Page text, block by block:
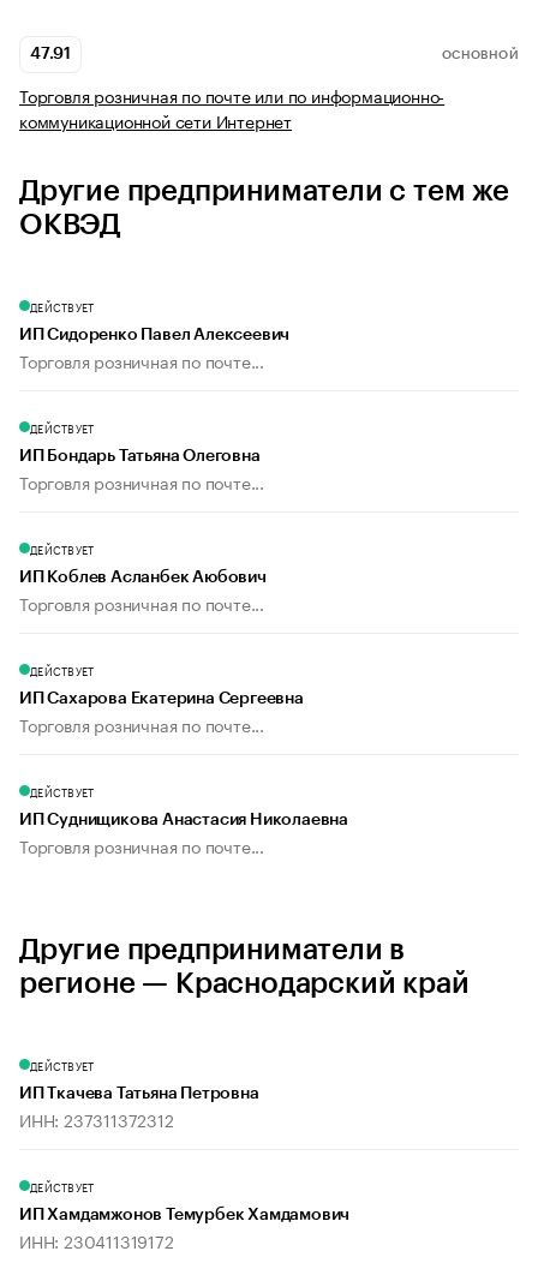
47.91 ОСНОВНОЙ
Торговля розничная по почте или по информационно-
коммуникационной сети Интернет
Другие предприниматели с тем же
ОКВЭД
ДЕЙСТВУЕТ
ИП Сидоренко Павел Алексеевич
Торговля розничная по почте...
ДЕЙСТВУЕТ
ИП Бондарь Татьяна Олеговна
Торговля розничная по почте...
ДЕЙСТВУЕТ
ИП Коблев Асланбек Аюбович
Торговля розничная по почте...
ДЕЙСТВУЕТ
ИП Сахарова Екатерина Сергеевна
Торговля розничная по почте...
ДЕЙСТВУЕТ
ИП Суднищикова Анастасия Николаевна
Торговля розничная по почте...
Другие предприниматели в
регионе — Краснодарский край
ДЕЙСТВУЕТ
ИП Ткачева Татьяна Петровна
ИНН: 237311372312
ДЕЙСТВУЕТ
ИП Хамдамжонов Темурбек Хамдамович
ИНН: 230411319172